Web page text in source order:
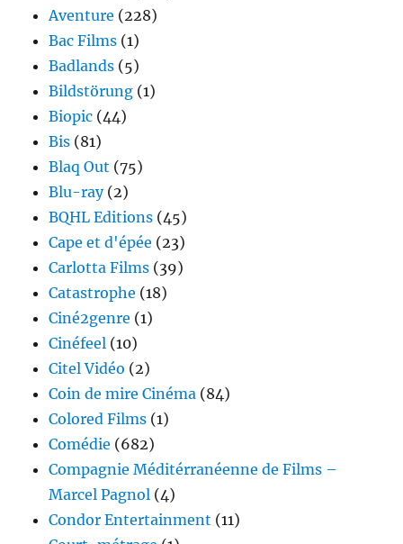
Aventure (228)
Bac Films (1)
Badlands (5)
Bildstörung (1)
Biopic (44)
Bis (81)
Blaq Out (75)
Blu-ray(2)
BQHL Editions (45)
Cape et d'épée (23)
Carlotta Films (39)
Catastrophe (18)
Ciné2genre (1)
Cinéfeel (10)
Citel Vidéo (2)
Coin de mire Cinéma (84)
Colored Films (1)
Comédie (682)
Compagnie Méditérranéenne de Films –
Marcel Pagnol (4)
Condor Entertainment (11)